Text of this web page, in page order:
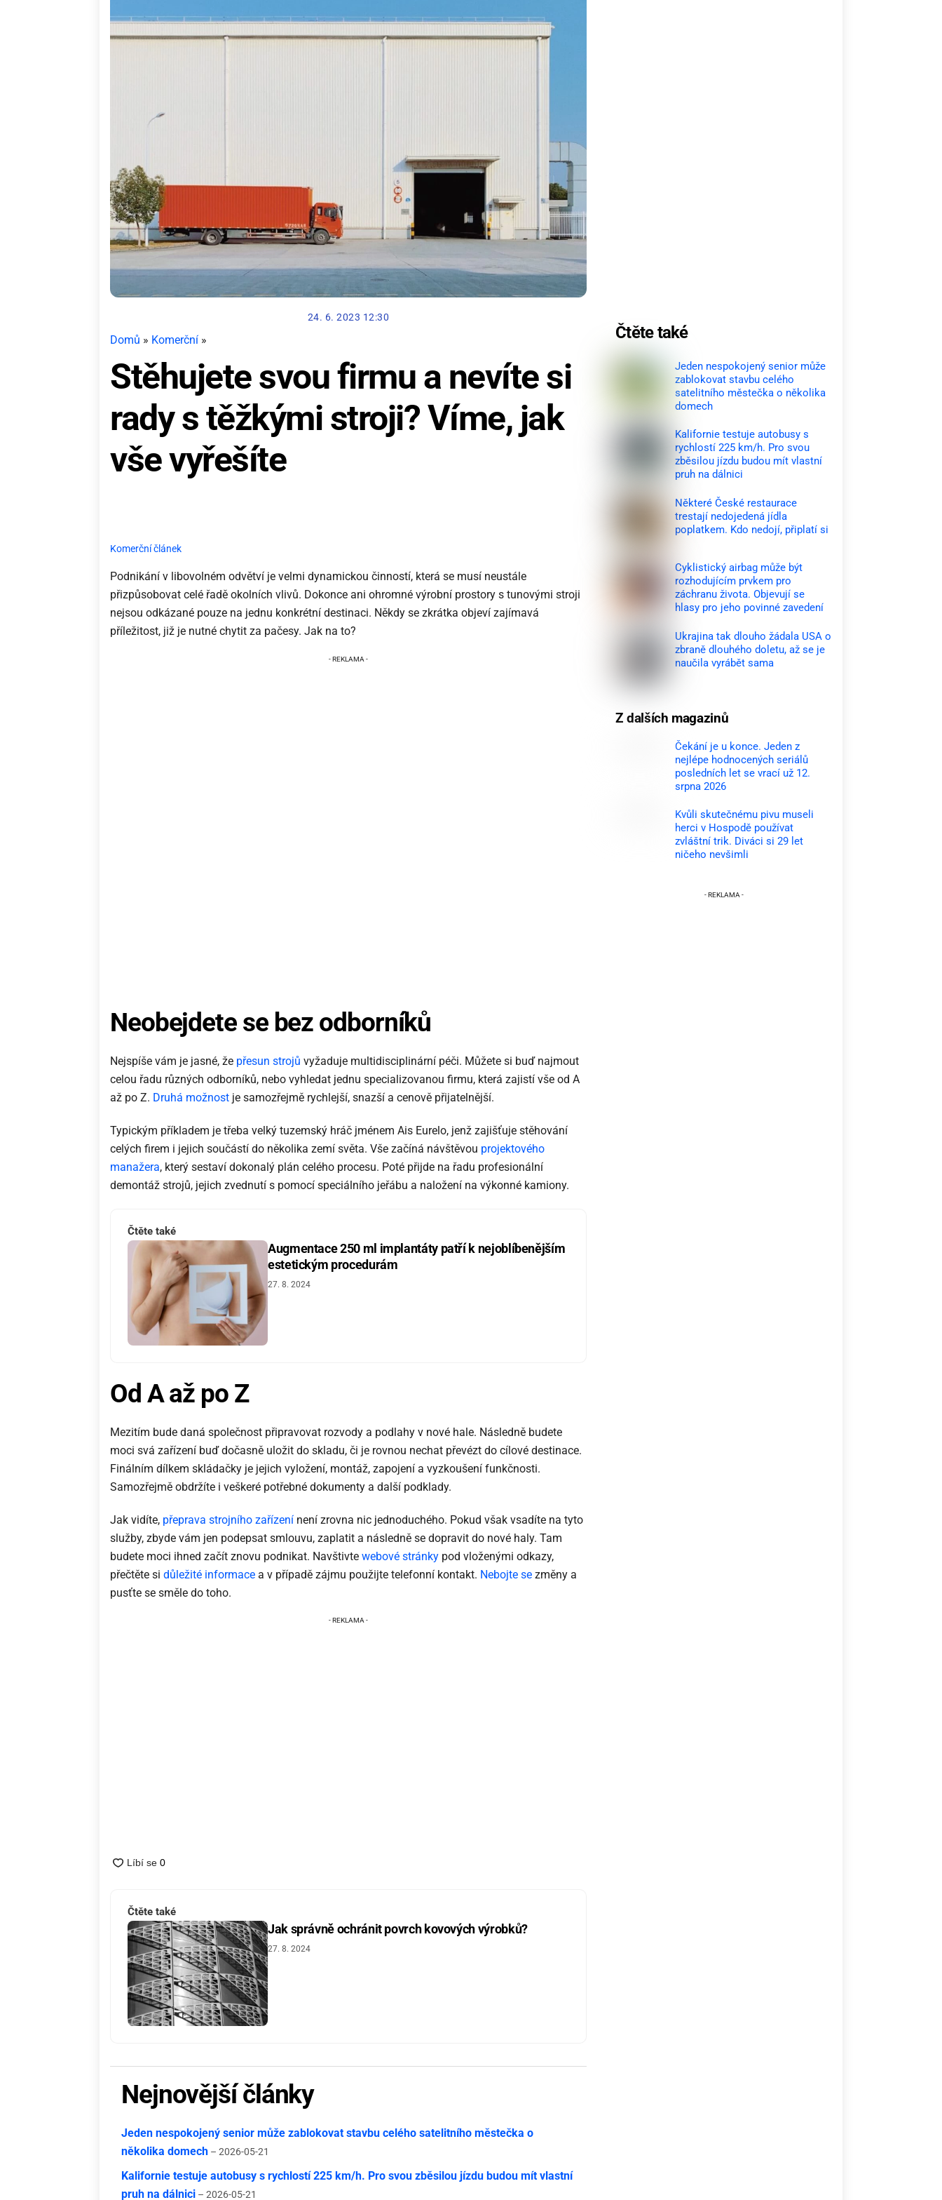
24. 6. 2023 12:30
Domů » Komerční »
Stěhujete svou firmu a nevíte si
rady s těžkými stroji? Víme, jak
vše vyřešíte
Komerční článek
Podnikání v libovolném odvětví je velmi dynamickou činností, která se musí neustále
přizpůsobovat celé řadě okolních vlivů. Dokonce ani ohromné výrobní prostory s tunovými stroji
nejsou odkázané pouze na jednu konkrétní destinaci. Někdy se zkrátka objeví zajímavá
příležitost, již je nutné chytit za pačesy. Jak na to?
Neobejdete se bez odborníků
Nejspíše vám je jasné, že přesun strojů vyžaduje multidisciplinární péči. Můžete si buď najmout
celou řadu různých odborníků, nebo vyhledat jednu specializovanou firmu, která zajistí vše od A
až po Z. Druhá možnost je samozřejmě rychlejší, snazší a cenově přijatelnější.
Typickým příkladem je třeba velký tuzemský hráč jménem Ais Eurelo, jenž zajišťuje stěhování
celých firem i jejich součástí do několika zemí světa. Vše začíná návštěvou projektového
manažera, který sestaví dokonalý plán celého procesu. Poté přijde na řadu profesionální
demontáž strojů, jejich zvednutí s pomocí speciálního jeřábu a naložení na výkonné kamiony.
Čtěte také
Augmentace 250 ml implantáty patří k nejoblíbenějším
estetickým procedurám
27. 8. 2024
Od A až po Z
Mezitím bude daná společnost připravovat rozvody a podlahy v nové hale. Následně budete
moci svá zařízení buď dočasně uložit do skladu, či je rovnou nechat převézt do cílové destinace.
Finálním dílkem skládačky je jejich vyložení, montáž, zapojení a vyzkoušení funkčnosti.
Samozřejmě obdržíte i veškeré potřebné dokumenty a další podklady.
Jak vidíte, přeprava strojního zařízení není zrovna nic jednoduchého. Pokud však vsadíte na tyto
služby, zbyde vám jen podepsat smlouvu, zaplatit a následně se dopravit do nové haly. Tam
budete moci ihned začít znovu podnikat. Navštivte webové stránky pod vloženými odkazy,
přečtěte si důležité informace a v případě zájmu použijte telefonní kontakt. Nebojte se změny a
pusťte se směle do toho.
Čtěte také
Jak správně ochránit povrch kovových výrobků?
27. 8. 2024
Nejnovější články
Jeden nespokojený senior může zablokovat stavbu celého satelitního městečka o
několika domech – 2026-05-21
Kalifornie testuje autobusy s rychlostí 225 km/h. Pro svou zběsilou jízdu budou mít vlastní
pruh na dálnici – 2026-05-21
Čtěte také
Jeden nespokojený senior může
zablokovat stavbu celého
satelitního městečka o několika
domech
Kalifornie testuje autobusy s
rychlostí 225 km/h. Pro svou
zběsilou jízdu budou mít vlastní
pruh na dálnici
Některé České restaurace
trestají nedojedená jídla
poplatkem. Kdo nedojí, připlatí si
Cyklistický airbag může být
rozhodujícím prvkem pro
záchranu života. Objevují se
hlasy pro jeho povinné zavedení
Ukrajina tak dlouho žádala USA o
zbraně dlouhého doletu, až se je
naučila vyrábět sama
Z dalších magazinů
Čekání je u konce. Jeden z
nejlépe hodnocených seriálů
posledních let se vrací už 12.
srpna 2026
Kvůli skutečnému pivu museli
herci v Hospodě používat
zvláštní trik. Diváci si 29 let
ničeho nevšimli